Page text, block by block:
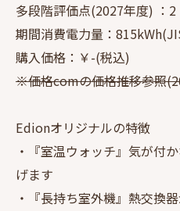
多段階評価点(2027年度) ：2
期間消費電力量：
購入価格：￥-(税込)
※価格comの価格推移参照
Edionオリジナルの特徴
・『室温ウォッチ』気が付
げます
・『長持ち室外機』熱交換